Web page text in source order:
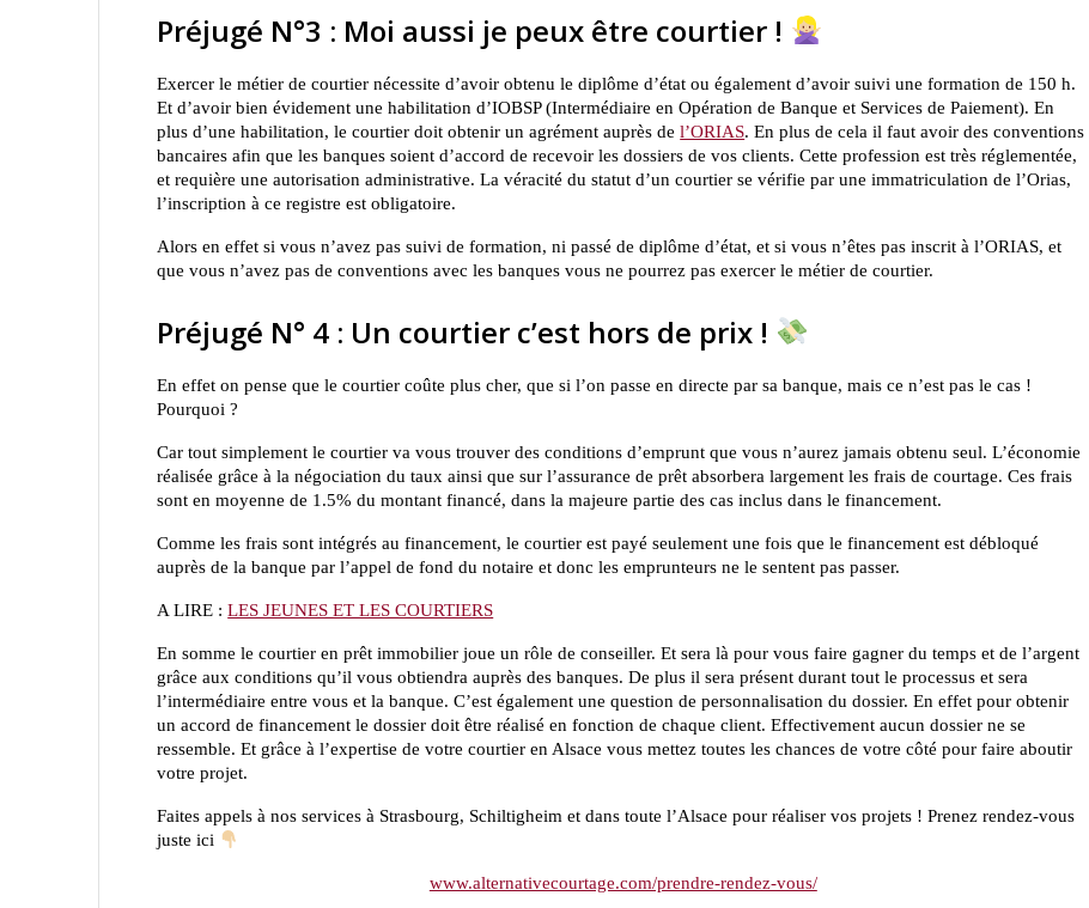
Préjugé N°3 : Moi aussi je peux être courtier !
Exercer le métier de courtier nécessite d’avoir obtenu le diplôme d’état ou également d’avoir suivi une formation de 150 h.
Et d’avoir bien évidement une habilitation d’IOBSP (Intermédiaire en Opération de Banque et Services de Paiement). En
plus d’une habilitation, le courtier doit obtenir un agrément auprès del’ORIAS. En plus de cela il faut avoir des conventions
bancaires afin que les banques soient d’accord de recevoir les dossiers de vos clients. Cette profession est très réglementée,
et requière une autorisation administrative. La véracité du statut d’un courtier se vérifie par une immatriculation de l’Orias,
l’inscription à ce registre est obligatoire.
Alors en effet si vous n’avez pas suivi de formation, ni passé de diplôme d’état, et si vous n’êtes pas inscrit à l’ORIAS, et
que vous n’avez pas de conventions avec les banques vous ne pourrez pas exercer le métier de courtier.
Préjugé N° 4 : Un courtier c’est hors de prix !
En effet on pense que le courtier coûte plus cher, que si l’on passe en directe par sa banque, mais ce n’est pas le cas !
Pourquoi ?
Car tout simplement le courtier va vous trouver des conditions d’emprunt que vous n’aurez jamais obtenu seul. L’économie
réalisée grâce à la négociation du taux ainsi que sur l’assurance de prêt absorbera largement les frais de courtage. Ces frais
sont en moyenne de 1.5% du montant financé, dans la majeure partie des cas inclus dans le financement.
Comme les frais sont intégrés au financement, le courtier est payé seulement une fois que le financement est débloqué
auprès de la banque par l’appel de fond du notaire et donc les emprunteurs ne le sentent pas passer.
A LIRE :LES JEUNES ET LES COURTIERS
En somme le courtier en prêt immobilier joue un rôle de conseiller. Et sera là pour vous faire gagner du temps et de l’argent
grâce aux conditions qu’il vous obtiendra auprès des banques. De plus il sera présent durant tout le processus et sera
l’intermédiaire entre vous et la banque. C’est également une question de personnalisation du dossier. En effet pour obtenir
un accord de financement le dossier doit être réalisé en fonction de chaque client. Effectivement aucun dossier ne se
ressemble. Et grâce à l’expertise de votre courtier en Alsace vous mettez toutes les chances de votre côté pour faire aboutir
votre projet.
Faites appels à nos services à Strasbourg, Schiltigheim et dans toute l’Alsace pour réaliser vos projets ! Prenez rendez-vous
juste ici
www.alternativecourtage.com/prendre-rendez-vous/